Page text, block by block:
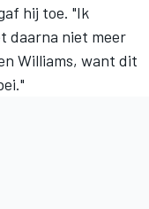
hij toe. "Ik
daarna niet meer
Williams, want dit